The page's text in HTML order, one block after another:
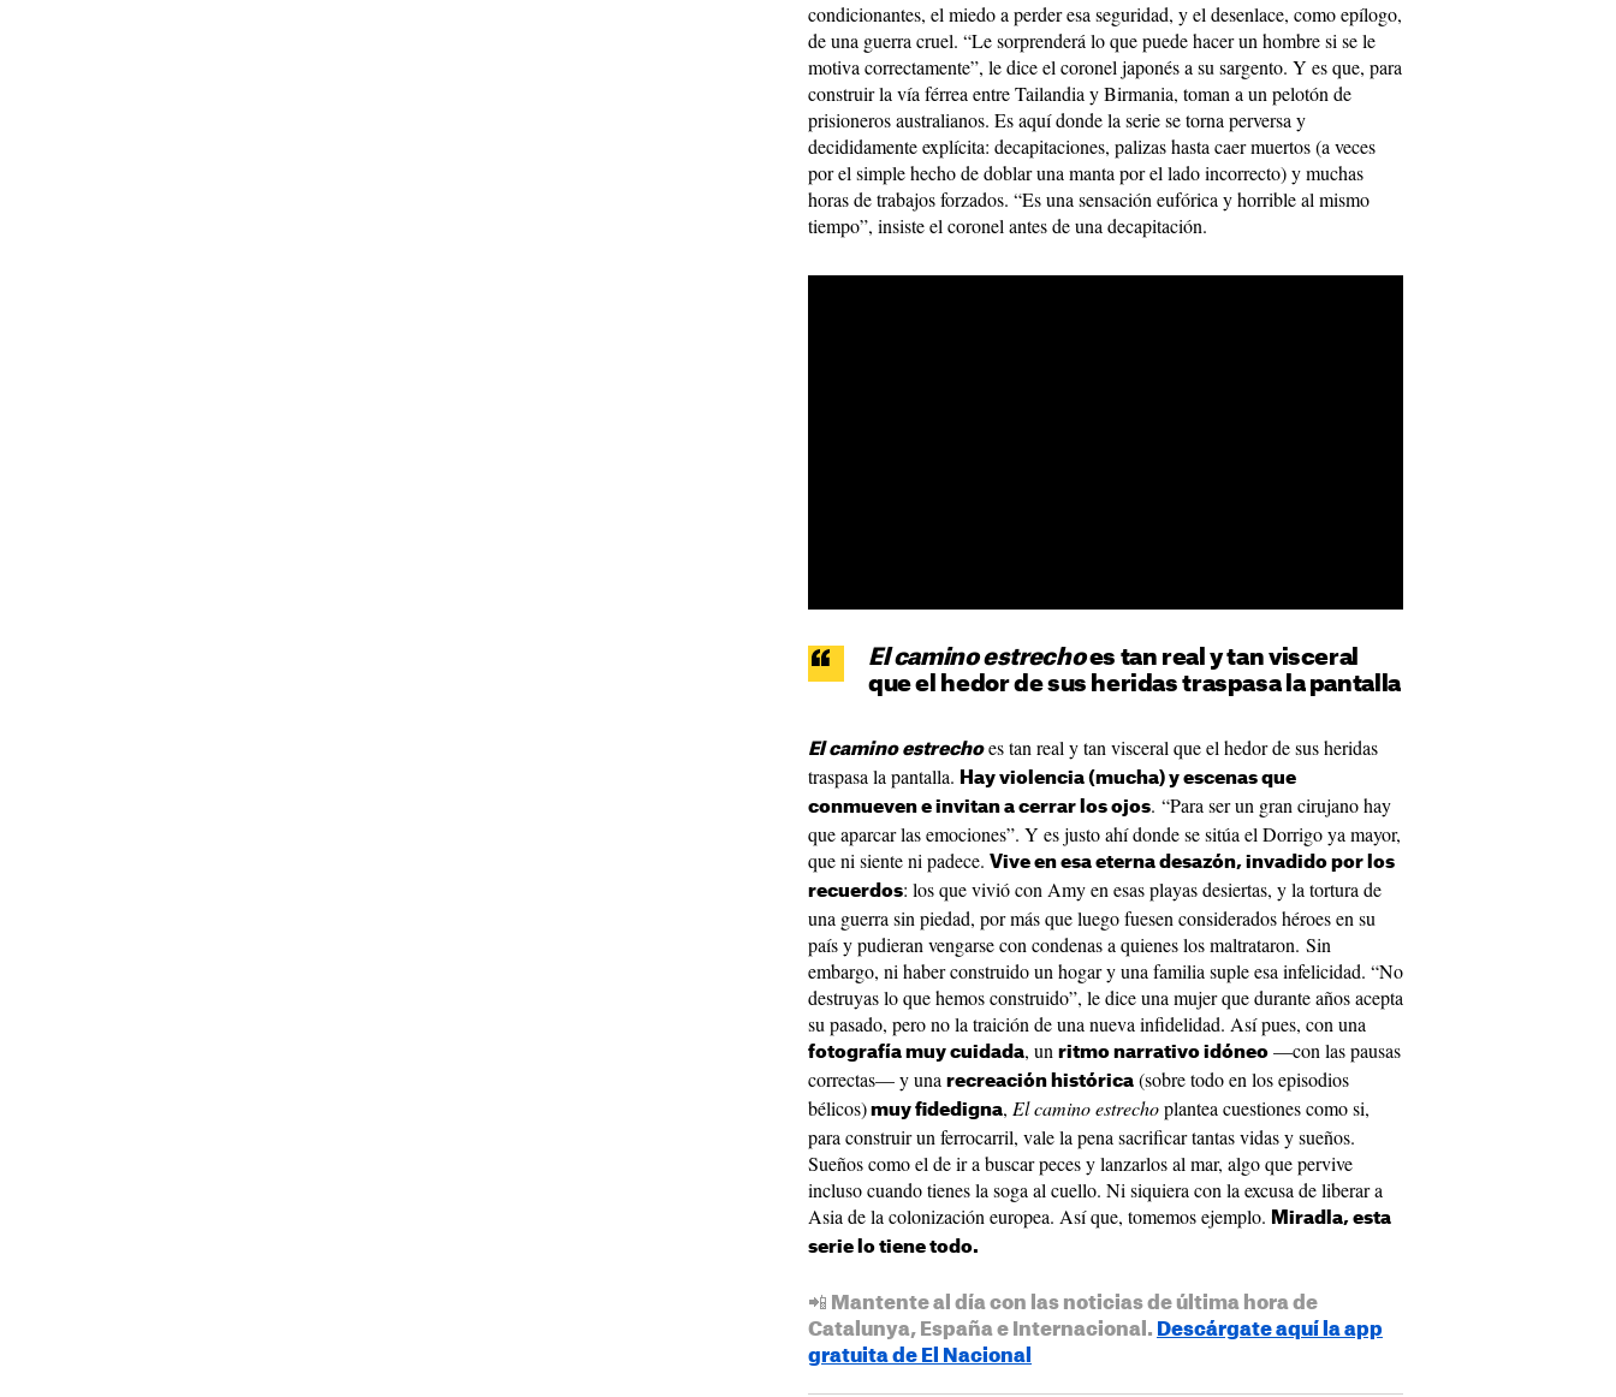
condicionantes, el miedo a perder esa seguridad, y el desenlace, como epílogo,
de una guerra cruel. “Le sorprenderá lo que puede hacer un hombre si se le
motiva correctamente”, le dice el coronel japonés a su sargento. Y es que, para
construir la vía férrea entre Tailandia y Birmania, toman a un pelotón de
prisioneros australianos. Es aquí donde la serie se torna perversa y
decididamente explícita: decapitaciones, palizas hasta caer muertos (a veces
por el simple hecho de doblar una manta por el lado incorrecto) y muchas
horas de trabajos forzados. “Es una sensación eufórica y horrible al mismo
tiempo”, insiste el coronel antes de una decapitación.
El camino estrechoes tan real y tan visceral
que el hedor de sus heridas traspasa la pantalla
El camino estrechoes tan real y tan visceral que el hedor de sus heridas
traspasa la pantalla. Hay violencia (mucha) y escenas que
conmueven e invitan a cerrar los ojos. “Para ser un gran cirujano hay
que aparcar las emociones”. Y es justo ahí donde se sitúa el Dorrigo ya mayor,
que ni siente ni padece. Vive en esa eterna desazón, invadido por los
recuerdos: los que vivió con Amy en esas playas desiertas, y la tortura de
una guerra sin piedad, por más que luego fuesen considerados héroes en su
país y pudieran vengarse con condenas a quienes los maltrataron. Sin
embargo, ni haber construido un hogar y una familia suple esa infelicidad. “No
destruyas lo que hemos construido”, le dice una mujer que durante años acepta
su pasado, pero no la traición de una nueva infidelidad. Así pues, con una
fotografía muy cuidada, un ritmo narrativo idóneo —con las pausas
correctas— y una recreación histórica (sobre todo en los episodios
bélicos) muy fidedigna, El camino estrechoplantea cuestiones como si,
para construir un ferrocarril, vale la pena sacrificar tantas vidas y sueños.
Sueños como el de ir a buscar peces y lanzarlos al mar, algo que pervive
incluso cuando tienes la soga al cuello. Ni siquiera con la excusa de liberar a
Asia de la colonización europea. Así que, tomemos ejemplo. Miradla, esta
serie lo tiene todo.
📲 Mantente al día con las noticias de última hora de
Catalunya, España e Internacional. Descárgate aquí la app
gratuita de El Nacional